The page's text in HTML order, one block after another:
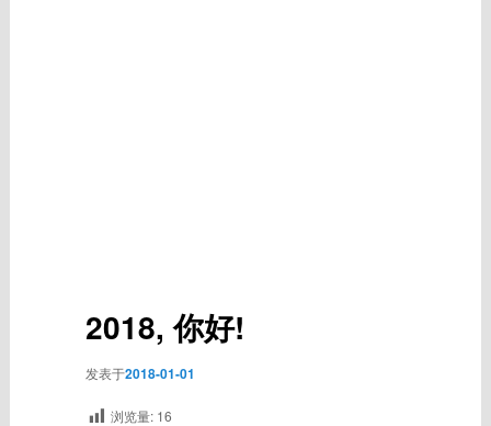
2018, 你好!
发表于2018-01-01
浏览量: 16